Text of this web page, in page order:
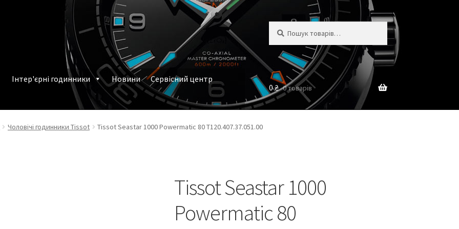
Інтер'єрні годинники Новини
Сервісний центр
замовленняНаручні годинники у Харкові
0₴ 0 товарів
Чоловічі годинники Tissot Tissot Seastar 1000 Powermatic 80 T120.407.37.051.00
Tissot Seastar 1000
Powermatic 80